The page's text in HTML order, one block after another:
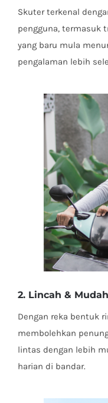
Skuter terkenal
pengguna, termasuk
yang baru mula
pengalaman lebih
2. Lincah &
Dengan reka bentuk
membolehkan
lintas dengan lebih
harian di bandar.